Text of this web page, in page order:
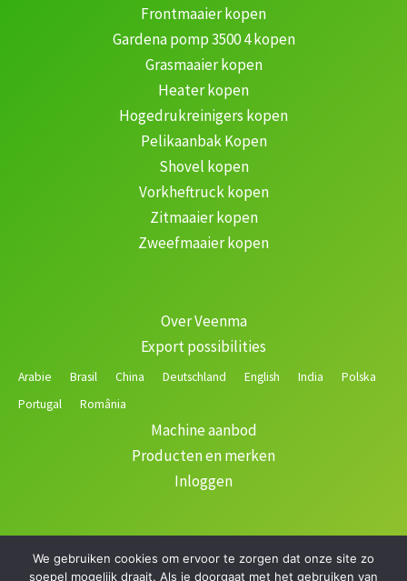
Frontmaaier kopen
Gardena pomp 3500 4 kopen
Grasmaaier kopen
Heater kopen
Hogedrukreinigers kopen
Pelikaanbak Kopen
Shovel kopen
Vorkheftruck kopen
Zitmaaier kopen
Zweefmaaier kopen
Over Veenma
Export possibilities
Arabie Brasil China Deutschland English India
Polska
Portugal
România
Machine aanbod
Producten en merken
Inloggen
Copyright © 2026 Veenma | Gerealiseerd door
We gebruiken cookies om ervoor te zorgen dat onze site zo
soepel mogelijk draait. Als je doorgaat met het gebruiken van